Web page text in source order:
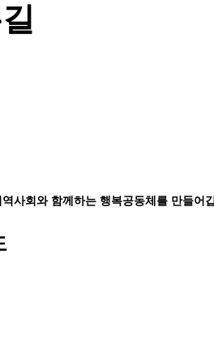
사회와 함께하는 행복공동체를 만들어